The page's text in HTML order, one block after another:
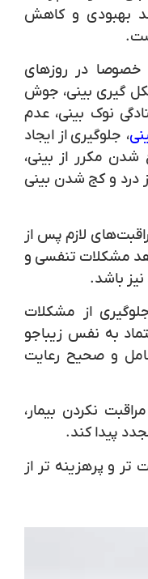
بهبودی و کاهش
خصوصا در روزهای
گیری بینی، جوش
نوک بینی، عدم
، جلوگیری از ایجاد
مکرر از بینی،
درد و کج شدن بینی
لازم پس از
مشکلات تنفسی و
باشد.
از مشکلات
به نفس زیباجو
و صحیح رعایت
نکردن بیمار،
پیدا کند.
و پرهزینه تر از